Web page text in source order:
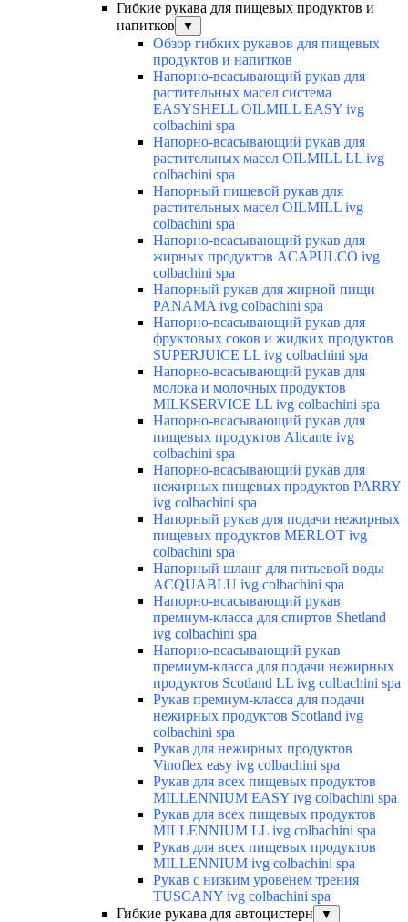
Гибкие рукава для пищевых продуктов и
напитков
▼
Обзор гибких рукавов для пищевых
продуктов и напитков
Напорно-всасывающий рукав для
растительных масел система
EASYSHELL OILMILL EASY ivg
colbachini spa
Напорно-всасывающий рукав для
растительных масел OILMILL LL ivg
colbachini spa
Напорный пищевой рукав для
растительных масел OILMILL ivg
colbachini spa
Напорно-всасывающий рукав для
жирных продуктов ACAPULCO ivg
colbachini spa
Напорный рукав для жирной пищи
PANAMA ivg colbachini spa
Напорно-всасывающий рукав для
фруктовых соков и жидких продуктов
SUPERJUICE LL ivg colbachini spa
Напорно-всасывающий рукав для
молока и молочных продуктов
MILKSERVICE LL ivg colbachini spa
Напорно-всасывающий рукав для
пищевых продуктов Alicante ivg
colbachini spa
Напорно-всасывающий рукав для
нежирных пищевых продуктов PARRY
ivg colbachini spa
Напорный рукав для подачи нежирных
пищевых продуктов MERLOT ivg
colbachini spa
Напорный шланг для питьевой воды
ACQUABLU ivg colbachini spa
Напорно-всасывающий рукав
премиум-класса для спиртов Shetland
ivg colbachini spa
Напорно-всасывающий рукав
премиум-класса для подачи нежирных
продуктов Scotland LL ivg colbachini spa
Рукав премиум-класса для подачи
нежирных продуктов Scotland ivg
colbachini spa
Рукав для нежирных продуктов
Vinoflex easy ivg colbachini spa
Рукав для всех пищевых продуктов
MILLENNIUM EASY ivg colbachini spa
Рукав для всех пищевых продуктов
MILLENNIUM LL ivg colbachini spa
Рукав для всех пищевых продуктов
MILLENNIUM ivg colbachini spa
Рукав с низким уровенем трения
TUSCANY ivg colbachini spa
Гибкие рукава для автоцистерн
▼